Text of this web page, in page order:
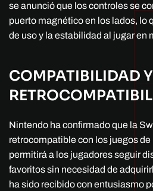
se anunció que los controles se
puerto magnético en los lados, lo
de uso y la estabilidad al jugar en
COMPATIBILIDAD Y
Nintendo ha confirmado que la
retrocompatible con los juegos
permitirá a los jugadores seguir
favoritos sin necesidad de
ha sido recibido con entusiasmo